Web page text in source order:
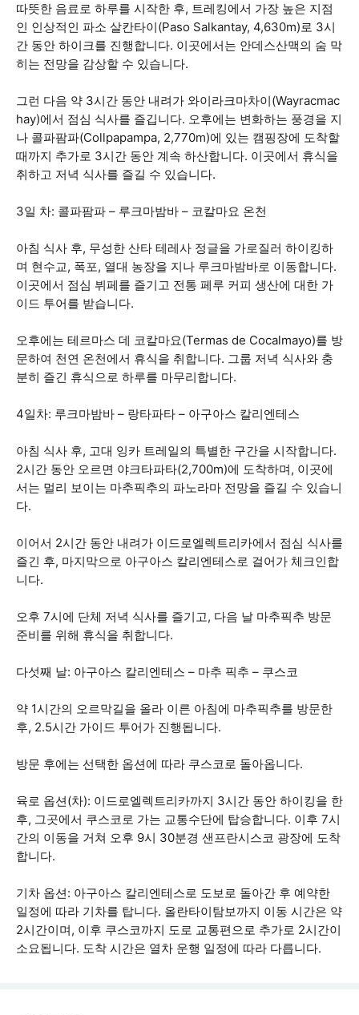
따뜻한 음료로 하루를 시작한 후, 트레킹에서 가장 높은 지점
인 인상적인 파소 살칸타이(Paso Salkantay, 4,630m)로 3시
간 동안 하이크를 진행합니다. 이곳에서는 안데스산맥의 숨 막
히는 전망을 감상할 수 있습니다.
그런 다음 약 3시간 동안 내려가 와이라크마차이(Wayracmac
hay)에서 점심 식사를 즐깁니다. 오후에는 변화하는 풍경을 지
나 콜파팜파(Collpapampa, 2,770m)에 있는 캠핑장에 도착할
때까지 추가로 3시간 동안 계속 하산합니다. 이곳에서 휴식을
취하고 저녁 식사를 즐길 수 있습니다.
3일 차: 콜파팜파 – 루크마밤바 – 코칼마요 온천
아침 식사 후, 무성한 산타 테레사 정글을 가로질러 하이킹하
며 현수교, 폭포, 열대 농장을 지나 루크마밤바로 이동합니다.
이곳에서 점심 뷔페를 즐기고 전통 페루 커피 생산에 대한 가
이드 투어를 받습니다.
오후에는 테르마스 데 코칼마요(Termas de Cocalmayo)를 방
문하여 천연 온천에서 휴식을 취합니다. 그룹 저녁 식사와 충
분히 즐긴 휴식으로 하루를 마무리합니다.
4일차: 루크마밤바 – 랑타파타 – 아구아스 칼리엔테스
아침 식사 후, 고대 잉카 트레일의 특별한 구간을 시작합니다.
2시간 동안 오르면 야크타파타(2,700m)에 도착하며, 이곳에
서는 멀리 보이는 마추픽추의 파노라마 전망을 즐길 수 있습니
다.
이어서 2시간 동안 내려가 이드로엘렉트리카에서 점심 식사를
즐긴 후, 마지막으로 아구아스 칼리엔테스로 걸어가 체크인합
니다.
오후 7시에 단체 저녁 식사를 즐기고, 다음 날 마추픽추 방문
준비를 위해 휴식을 취합니다.
다섯째 날: 아구아스 칼리엔테스 – 마추 픽추 – 쿠스코
약 1시간의 오르막길을 올라 이른 아침에 마추픽추를 방문한
후, 2.5시간 가이드 투어가 진행됩니다.
방문 후에는 선택한 옵션에 따라 쿠스코로 돌아옵니다.
육로 옵션(차): 이드로엘렉트리카까지 3시간 동안 하이킹을 한
후, 그곳에서 쿠스코로 가는 교통수단에 탑승합니다. 이후 7시
간의 이동을 거쳐 오후 9시 30분경 샌프란시스코 광장에 도착
합니다.
기차 옵션: 아구아스 칼리엔테스로 도보로 돌아간 후 예약한
일정에 따라 기차를 탑니다. 올란타이탐보까지 이동 시간은 약
2시간이며, 이후 쿠스코까지 도로 교통편으로 추가로 2시간이
소요됩니다. 도착 시간은 열차 운행 일정에 따라 다릅니다.